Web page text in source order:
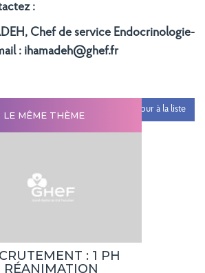
:
Chef de service Endocrinologie-
: ihamadeh@ghef.fr
Retour à la liste
LE MÊME THÈME
: 1 PH
RÉANIMATION